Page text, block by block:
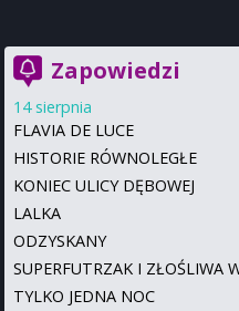
Zapowiedzi
14 sierpnia
FLAVIA DE LUCE
HISTORIE RÓWNOLEGŁE
KONIEC ULICY DĘBOWEJ
LALKA
ODZYSKANY
SUPERFUTRZAK I ZŁOŚLIWA
TYLKO JEDNA NOC